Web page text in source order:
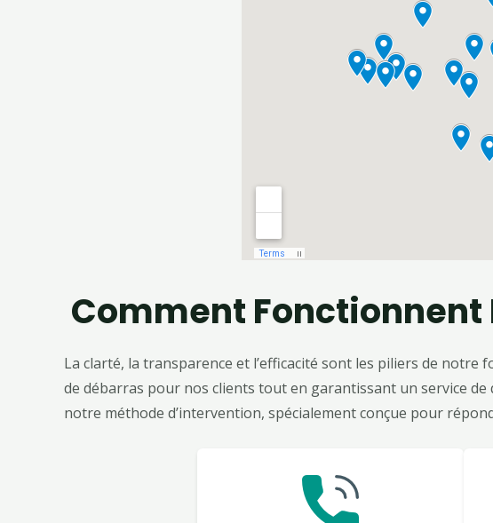
Comment Fonctionnent
La clarté, la transparence et l’efficacité sont les piliers de
de débarras pour nos clients tout en garantissant un service
notre méthode d’intervention, spécialement conçue pour